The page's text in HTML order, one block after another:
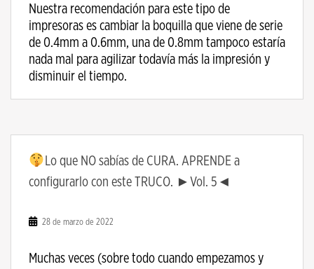
Nuestra recomendación para este tipo de
impresoras es cambiar la boquilla que viene de serie
de 0.4mm a 0.6mm, una de 0.8mm tampoco estaría
nada mal para agilizar todavía más la impresión y
disminuir el tiempo.
Lo que NO sabías de CURA. APRENDE a
configurarlo con este TRUCO. ►Vol. 5◄
28 de marzo de 2022
Muchas veces (sobre todo cuando empezamos y